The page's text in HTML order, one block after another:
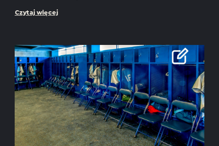
Czytaj więcej